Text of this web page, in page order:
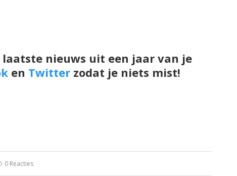
nieuws uit een jaar van je
en Twitterzodat je niets mist!
0 Reacties